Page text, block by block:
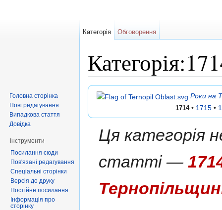
Роки на
1714• 1715 •
Ця категорія
статті —
Категорія Обговорення
Головна сторінка
Нові редагування
Випадкова стаття
Довідка
Інструменти
Посилання сюди
Пов'язані редагування
Спеціальні сторінки
Версія до друку
Постійне посилання
Інформація про
сторінку